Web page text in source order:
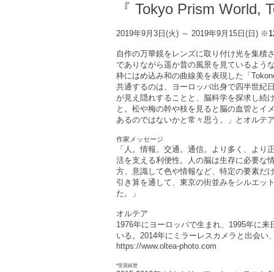
『 Tokyo Prism World,
2019年9月3日(火) ～ 2019年9月15日(日) ※
自作の万華鏡をレンズに取り付け光を集積
でありながら遥か昔の風景を見ているよう
枠にはめ込み和の曲線美を表現した「
共通するのは、ヨーロッパ出身で四半世紀
が見え隠れすることと、脳科学を探求し続
と。松や梅の幹や枝を見ると脳の血管とイ
あるのではないかと常々思う。」とオルテ
作家メッセージ
「人。情報。交通。通信。より多く、よ
活を支える利便性。人の脳は生存に必要な
方、意識して色や情報など、特定の要素だ
引き算を通して、東京の街並みをシルエッ
た。」
オルテア
1976年にヨーロッパで生まれ、1995年に
いる。2014年にミラーレスカメラと出会
https://www.oltea-photo.com
*受賞経歴